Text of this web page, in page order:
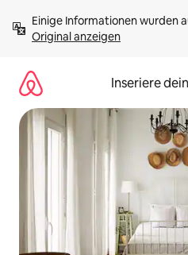
Inhalten
springenOriginal anzeigen
Inseriere